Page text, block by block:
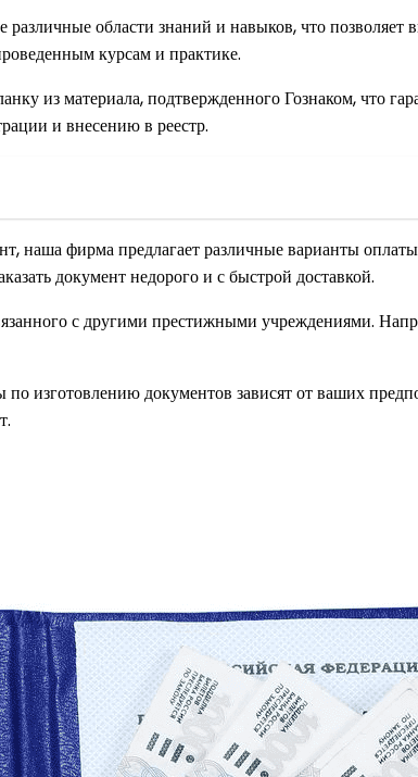
области знаний и навыков, что
курсам и практике.
из материала, подтвержденного Гознаком, что
и внесению в реестр.
наша фирма предлагает различные варианты
документ недорого и с быстрой доставкой.
с другими престижными учреждениями.
изготовлению документов зависят от ваших